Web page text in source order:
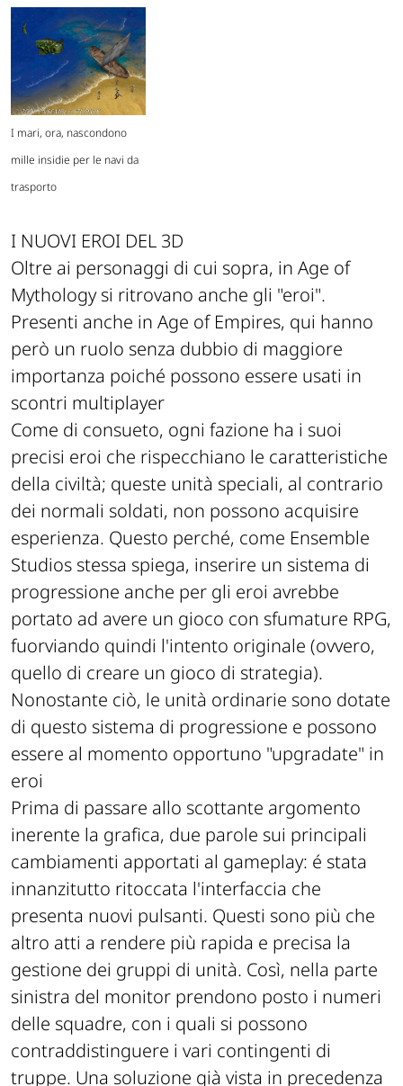
I mari, ora, nascondono
mille insidie per le navi da
trasporto
I NUOVI EROI DEL 3D
Oltre ai personaggi di cui sopra, in Age of
Mythology si ritrovano anche gli "eroi".
Presenti anche in Age of Empires, qui hanno
però un ruolo senza dubbio di maggiore
importanza poiché possono essere usati in
scontri multiplayer
Come di consueto, ogni fazione ha i suoi
precisi eroi che rispecchiano le caratteristiche
della civiltà; queste unità speciali, al contrario
dei normali soldati, non possono acquisire
esperienza. Questo perché, come Ensemble
Studios stessa spiega, inserire un sistema di
progressione anche per gli eroi avrebbe
portato ad avere un gioco con sfumature RPG,
fuorviando quindi l'intento originale (ovvero,
quello di creare un gioco di strategia).
Nonostante ciò, le unità ordinarie sono dotate
di questo sistema di progressione e possono
essere al momento opportuno "upgradate" in
eroi
Prima di passare allo scottante argomento
inerente la grafica, due parole sui principali
cambiamenti apportati al gameplay: é stata
innanzitutto ritoccata l'interfaccia che
presenta nuovi pulsanti. Questi sono più che
altro atti a rendere più rapida e precisa la
gestione dei gruppi di unità. Così, nella parte
sinistra del monitor prendono posto i numeri
delle squadre, con i quali si possono
contraddistinguere i vari contingenti di
truppe. Una soluzione già vista in precedenza